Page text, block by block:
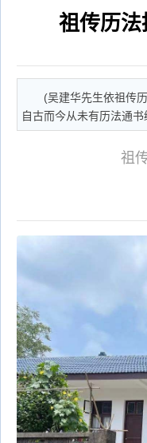
祖传历
(吴建华先生依祖传
自古而今从未有历法通
祖